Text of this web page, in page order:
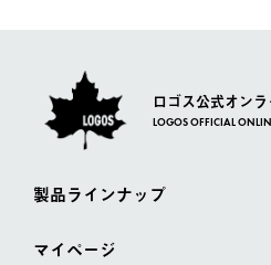
ロゴス公式オン
LOGOS OFFICIAL
製品ラインナップ
マイページ